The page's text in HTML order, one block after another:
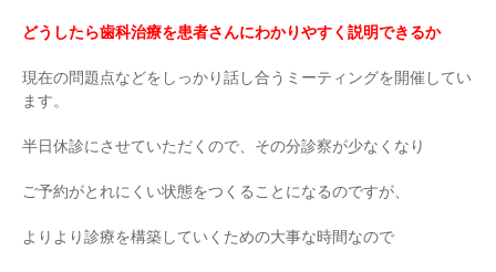
どうしたら歯科治療を患者さんにわかりやすく説明できるか
現在の問題点などをしっかり話し合うミーティングを開催してい
ます。
半日休診にさせていただくので、その分診察が少なくなり
ご予約がとれにくい状態をつくることになるのですが、
よりより診療を構築していくための大事な時間なので